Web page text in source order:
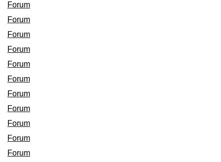
Forum
Forum
Forum
Forum
Forum
Forum
Forum
Forum
Forum
Forum
Forum